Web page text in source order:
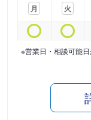
月
火
※営業日・相談可能